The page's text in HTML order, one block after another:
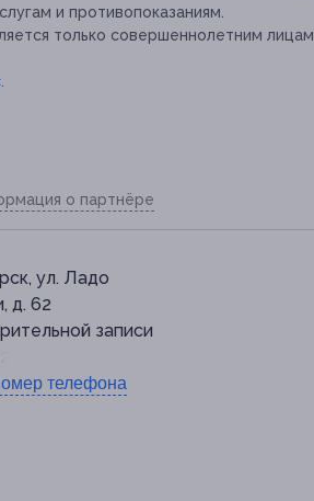
и противопоказаниям.
только совершеннолетним лицам.
о партнёре
ул. Ладо
д. 62
записи
73-13
телефона